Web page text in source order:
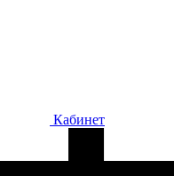
Кабинет